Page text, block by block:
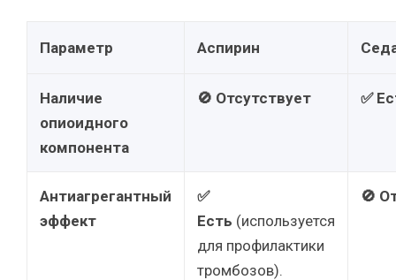
Параметр Аспирин
Наличие
опиоидного
компонента
🚫 Отсутствует ✅
Антиагрегантный
эффект
✅
Есть (используется
для профилактики
тромбозов).
🚫